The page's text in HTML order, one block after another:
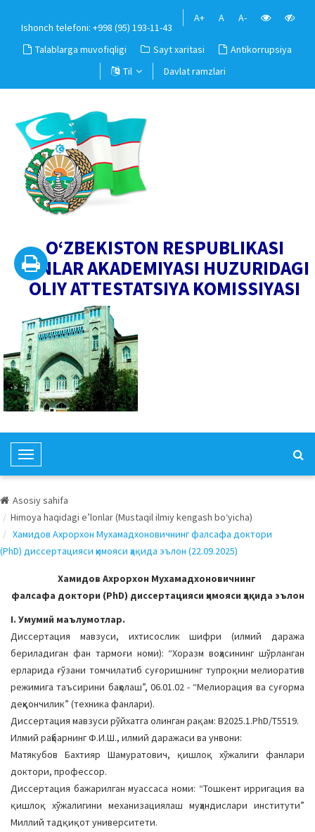
Ishonch telefoni: +998 (95) 193-11-43
A+ A A-
Talablarga muvofiqligi Sayt xaritasi
Antikorrupsiya
Til
Davlat ramzlari
O‘ZBEKISTON RESPUBLIKASI
FANLAR AKADEMIYASI HUZURIDAGI
OLIY ATTESTATSIYA KOMISSIYASI
T
o
g
e
N
v
g
a
t
i
o
n
Asosiy sahifa
Himoya haqidagi e’lonlar (Mustaqil ilmiy kengash bo‘yicha)
Хамидов Ахрорхон Мухамадхоновичнинг фалсафа доктори
(PhD) диссертацияси ҳимояси ҳақида эълон (22.09.2025)
Хамидов Ахрорхон Мухамадхоновичнинг
фалсафа доктори (PhD) диссертацияси ҳимояси ҳақида эълон
I. Умумий маълумотлар.
Диссертация мавзуси, ихтисослик шифри (илмий даража
бериладиган фан тармоғи номи): “Хоразм воҳасининг шўрланган
ерларида ғўзани томчилатиб суғоришнинг тупроқни мелиоратив
режимига таъсирини баҳолаш”, 06.01.02 - “Мелиорация ва суғорма
деҳқончилик” (техника фанлари).
Диссертация мавзуси рўйхатга олинган рақам: В2025.1.PhD/Т5519.
Илмий раҳбарнинг Ф.И.Ш., илмий даражаси ва унвони:
Матякубов Бахтияр Шамуратович, қишлоқ хўжалиги фанлари
доктори, профессор.
Диссертация бажарилган муассаса номи: “Тошкент ирригация ва
қишлоқ хўжалигини механизациялаш муҳандислари институти”
Миллий тадқиқот университети.